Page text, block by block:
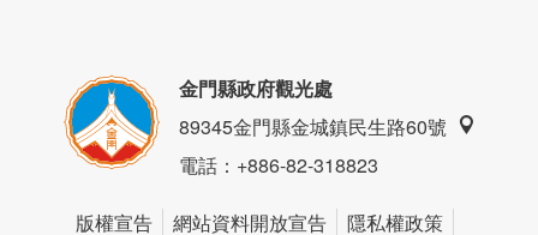
金門縣政府觀光處
89345金門縣金城鎮民生路60號
電話：+886-82-318823
版權宣告 網站資料開放宣告
隱私權政策